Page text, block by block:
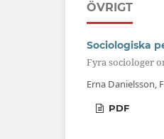
ÖVRIGT
Sociologiska
Fyra sociologer
Erna Danielsson,
PDF